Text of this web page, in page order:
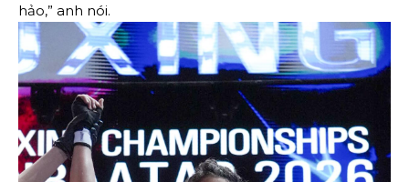
hảo,” anh nói.